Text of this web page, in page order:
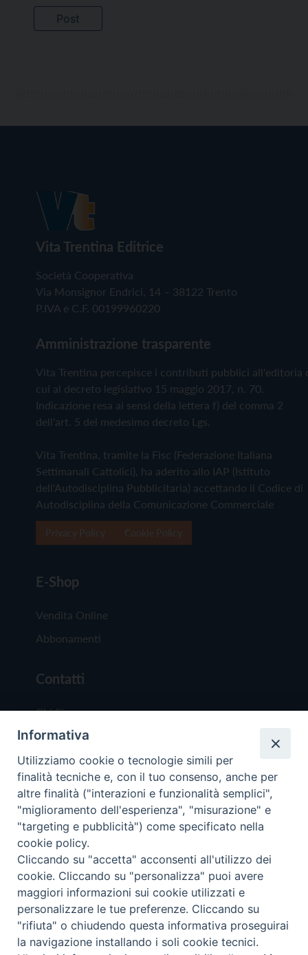
Vita Trentina Editrice
Società Cooperativa
Via Monsignor Endrici, 14 – 38122 Trento
P.IVA e C.F. 00199960220
Amministrazione trasparente
Vita Trentina percepisce i contributi pubblici all'editoria
cui al decreto legislativo 15 maggio 2017, n. 70.
Indicazione resa ai sensi della lettera f) del comma 2
dell'art. 5 del medesimo decreto Lgs.
Vita Trentina, tramite la Fisc (Federazione Italiana
Settimanali Cattolici), ha aderito allo IAP (Istituto
dell'Autodisciplina Pubblicitaria) accettando il Codice di
Autodisciplina della Comunicazione Commerciale
E-Shop
Vendita Online
Abbonamenti
Contatti
Chi Siamo
Redazione
Scrivici
Copyright © 2019 - Tutti i diritti riservati - Vita
Trentina Editrice
Privacy Policy
Torna
Informativa
Utilizziamo cookie o tecnologie simili per
finalità tecniche e, con il tuo consenso, anche per
altre finalità ("interazioni e funzionalità semplici",
"miglioramento dell'esperienza", "misurazione" e
"targeting e pubblicità") come specificato nella
cookie policy.
Cliccando su "accetta" acconsenti all'utilizzo dei
cookie. Cliccando su "personalizza" puoi avere
maggiori informazioni sui cookie utilizzati e
personalizzare le tue preferenze. Cliccando su
"rifiuta" o chiudendo questa informativa proseguirai
la navigazione installando i soli cookie tecnici.